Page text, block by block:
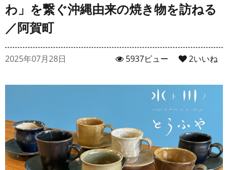
わ」を繋ぐ沖縄由来の焼き物を訪ねる
／阿賀町
2025年07月28日 2いいね
5937ビュー